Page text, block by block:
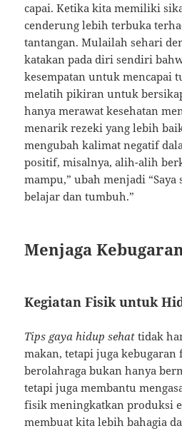
capai. Ketika kita memiliki
cenderung lebih terbuka
tantangan. Mulailah sehari
katakan pada diri sendiri
kesempatan untuk mencapai
melatih pikiran untuk
hanya merawat kesehatan
menarik rezeki yang lebih
mengubah kalimat negatif
positif, misalnya, alih-alih
mampu,” ubah menjadi “Saya
belajar dan tumbuh.”
Menjaga
Kegiatan Fisik untuk
Tips gaya hidup sehat tidak
makan, tetapi juga
berolahraga bukan hanya
tetapi juga membantu
fisik meningkatkan produksi
membuat kita lebih bahagia